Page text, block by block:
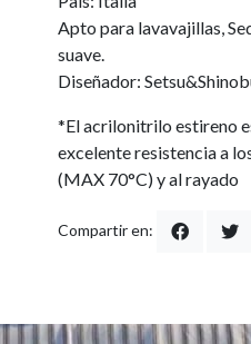
Apto para lavavajillas,
suave.
Diseñador:
*El acrilonitrilo estireno
excelente resistencia a
(MAX 70°C) y al rayado
Compartir en: